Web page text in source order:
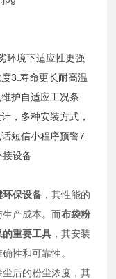
环境下适应性更强
3.寿命更长耐高温
护自适应工况条
，多种安装方式，
短信小程序预警7.
接设备
环保设备 ，其性能的
生产成本。而布袋粉
的重要工具 ，其安装
性和可靠性。
后的粉尘浓度，其